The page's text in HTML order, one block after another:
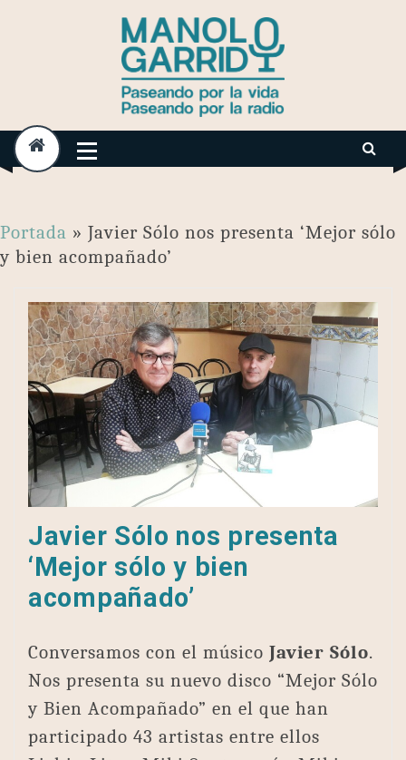
Portada » Javier Sólo nos presenta ‘Mejor sólo
y bien acompañado’
Javier Sólo nos presenta
‘Mejor sólo y bien
acompañado’
Conversamos con el músico Javier Sólo.
Nos presenta su nuevo disco “Mejor Sólo
y Bien Acompañado” en el que han
participado 43 artistas entre ellos